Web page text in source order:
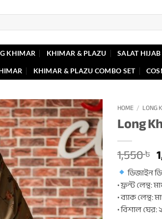
KHIMAR KHIMAR & PLAZU SALAT
KHIMAR & PLAZU COMBO SET
HOME / LONG
Long
1,550৳
ডিজাইন
• ফ্রন্ট লেন্থ:
• ব্যাক লেন্থ:
• বিশাল